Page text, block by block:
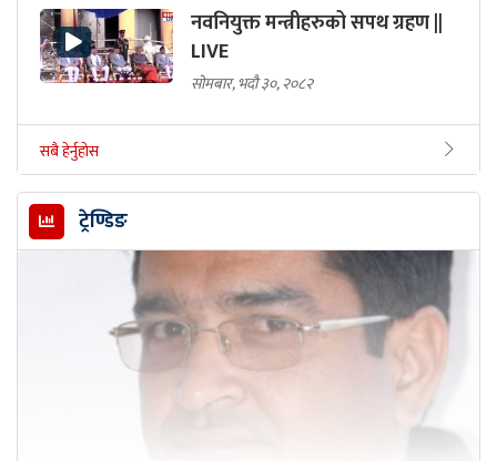
नवनियुक्त मन्त्रीहरुको सपथ ग्रहण ||
LIVE
सोमबार, भदौ ३०, २०८२
सबै हेर्नुहोस
ट्रेण्डिङ